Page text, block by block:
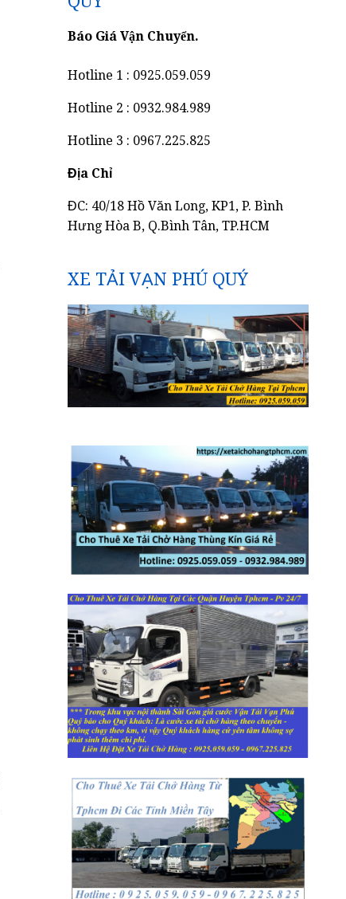
Báo Giá Vận Chuyển.
Hotline 1 : 0925.059.059
Hotline 2 : 0932.984.989
Hotline 3 : 0967.225.825
Địa Chỉ
ĐC: 40/18 Hồ Văn Long, KP1, P. Bình
Hưng Hòa B, Q.Bình Tân, TP.HCM
XE TẢI VẠN PHÚ QUÝ